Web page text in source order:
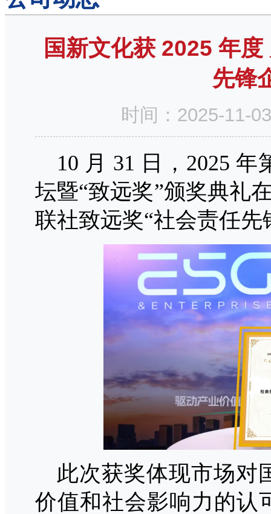
国新文化获 2025 年
先锋
时间：2025-
10 月 31 日，2025
坛暨“致远奖”颁奖典礼
联社致远奖“社会责任先
此次获奖体现市场对
价值和社会影响力的认